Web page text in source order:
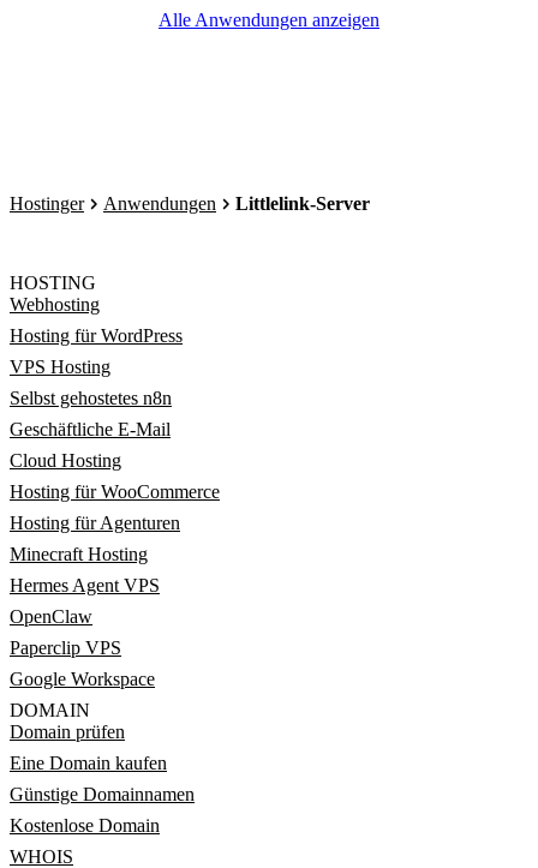
Alle Anwendungen anzeigen
Hostinger Anwendungen Littlelink-Server
HOSTING
Webhosting
Hosting für WordPress
VPS Hosting
Selbst gehostetes n8n
Geschäftliche E-Mail
Cloud Hosting
Hosting für WooCommerce
Hosting für Agenturen
Minecraft Hosting
Hermes Agent VPS
OpenClaw
Paperclip VPS
Google Workspace
DOMAIN
Domain prüfen
Eine Domain kaufen
Günstige Domainnamen
Kostenlose Domain
WHOIS